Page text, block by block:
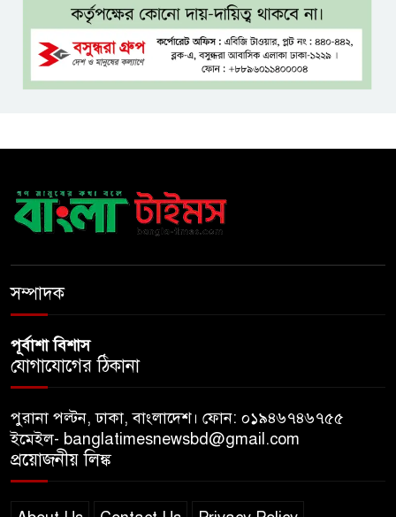
অ্যান্ড কলেজে বৃক্ষ বিতরণ কর্মসূচি
বিজয়ের মানসিকতা নিয়ে বহুদূর
যেতে চায় বাংলাদেশ অনূর্ধ্ব-২০ দল
দেশের ২৩তম রাষ্ট্রপতি হচ্ছেন মির্জা
টাঙ্গাইলে স্ত্রী হত্যায় স্বামীর মৃত্যুদণ্ড
সম্পাদক
পূর্বাশা বিশাস
যোগাযোগের ঠিকানা
পুরানা পল্টন, ঢাকা, বাংলাদেশ। ফোন: ০১৯৪৬৭৪৬৭৫৫
ইমেইল- banglatimesnewsbd@gmail.com
প্রয়োজনীয় লিঙ্ক